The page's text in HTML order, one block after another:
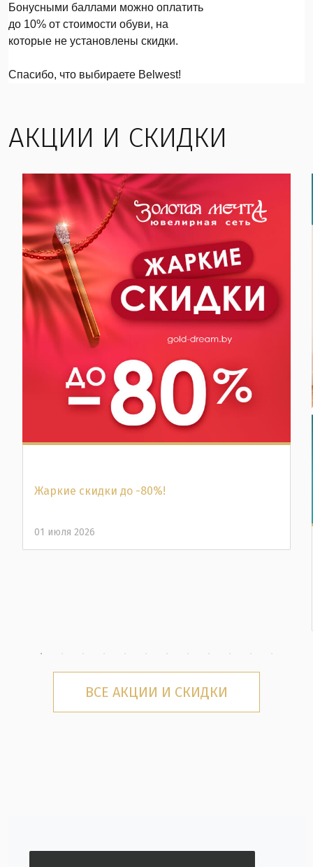
Бонусными баллами можно оплатить
до 10% от стоимости обуви, на
которые не установлены скидки.
Спасибо, что выбираете Belwest!
АКЦИИ И СКИДКИ
Жаркие скидки до -80%!
01 июля 2026
ВСЕ АКЦИИ И СКИДКИ